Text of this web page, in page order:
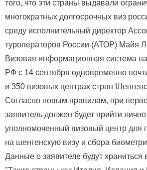
того, что эти страны выдавали
многократных долгосрочных виз
среду исполнительный директор
туроператоров России (АТОР) Майя
Визовая информационная система
РФ с 14 сентября одновременно
и 350 визовых центрах стран
Согласно новым правилам, при
заявитель должен будет прийти
уполномоченный визовый центр для
на шенгенскую визу и сбора
Данные о заявителе будут храниться